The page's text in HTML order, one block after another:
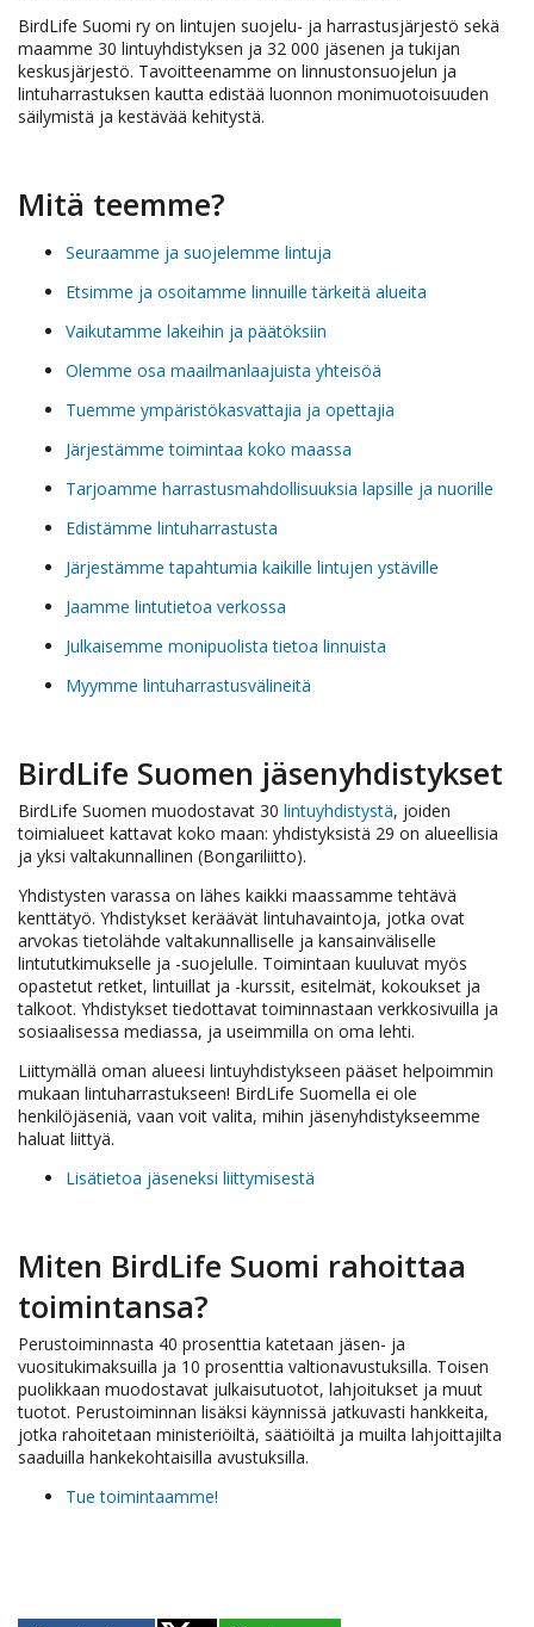
BirdLife Suomi ry on lintujen suojelu- ja harrastusjärjestö sekä
maamme 30 lintuyhdistyksen ja 32 000 jäsenen ja tukijan
keskusjärjestö. Tavoitteenamme on linnustonsuojelun ja
lintuharrastuksen kautta edistää luonnon monimuotoisuuden
säilymistä ja kestävää kehitystä.
Mitä teemme?
Seuraamme ja suojelemme lintuja
Etsimme ja osoitamme linnuille tärkeitä alueita
Vaikutamme lakeihin ja päätöksiin
Olemme osa maailmanlaajuista yhteisöä
Tuemme ympäristökasvattajia ja opettajia
Järjestämme toimintaa koko maassa
Tarjoamme harrastusmahdollisuuksia lapsille ja nuorille
Edistämme lintuharrastusta
Järjestämme tapahtumia kaikille lintujen ystäville
Jaamme lintutietoa verkossa
Julkaisemme monipuolista tietoa linnuista
Myymme lintuharrastusvälineitä
BirdLife Suomen jäsenyhdistykset
BirdLife Suomen muodostavat 30 lintuyhdistystä, joiden
toimialueet kattavat koko maan: yhdistyksistä 29 on alueellisia
ja yksi valtakunnallinen (Bongariliitto).
Yhdistysten varassa on lähes kaikki maassamme tehtävä
kenttätyö. Yhdistykset keräävät lintuhavaintoja, jotka ovat
arvokas tietolähde valtakunnalliselle ja kansainväliselle
lintututkimukselle ja -suojelulle. Toimintaan kuuluvat myös
opastetut retket, lintuillat ja -kurssit, esitelmät, kokoukset ja
talkoot. Yhdistykset tiedottavat toiminnastaan verkkosivuilla ja
sosiaalisessa mediassa, ja useimmilla on oma lehti.
Liittymällä oman alueesi lintuyhdistykseen pääset helpoimmin
mukaan lintuharrastukseen! BirdLife Suomella ei ole
henkilöjäseniä, vaan voit valita, mihin jäsenyhdistykseemme
haluat liittyä.
Lisätietoa jäseneksi liittymisestä
Miten BirdLife Suomi rahoittaa
toimintansa?
Perustoiminnasta 40 prosenttia katetaan jäsen- ja
vuositukimaksuilla ja 10 prosenttia valtionavustuksilla. Toisen
puolikkaan muodostavat julkaisutuotot, lahjoitukset ja muut
tuotot. Perustoiminnan lisäksi käynnissä jatkuvasti hankkeita,
jotka rahoitetaan ministeriöiltä, säätiöiltä ja muilta lahjoittajilta
saaduilla hankekohtaisilla avustuksilla.
Tue toimintaamme!